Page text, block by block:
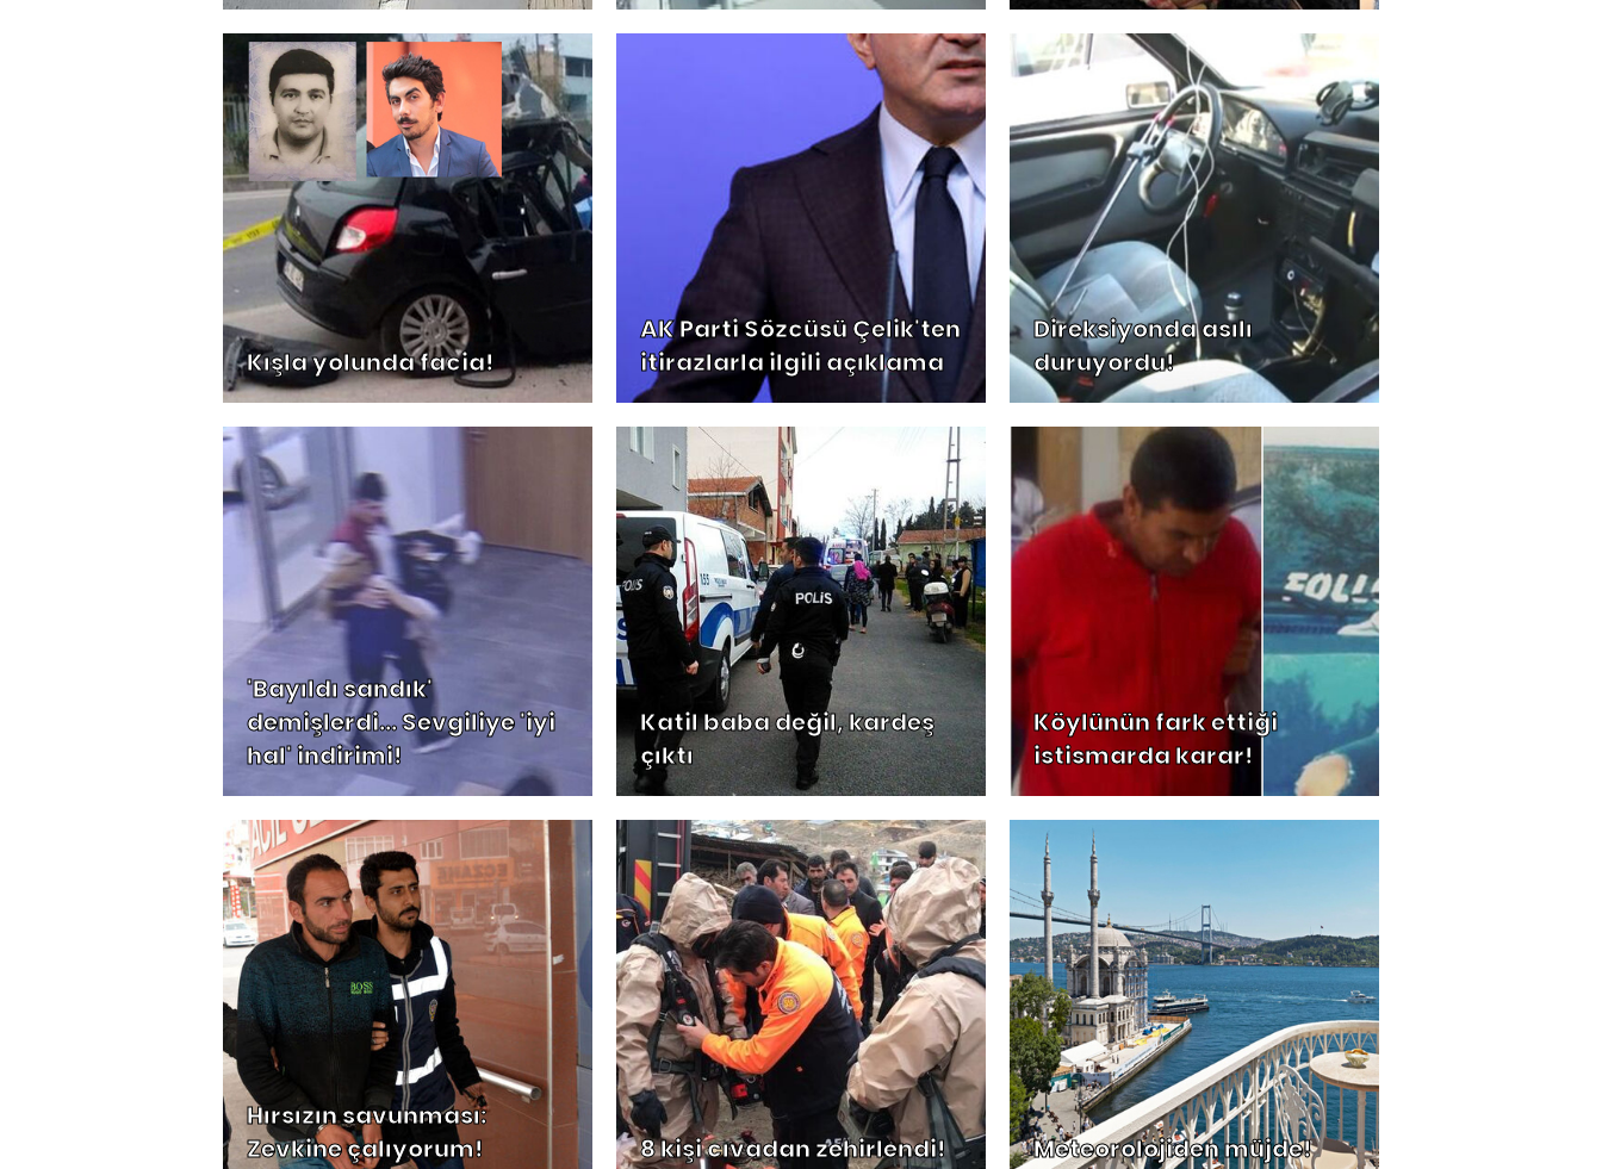
Kışla yolunda facia!
AK Parti Sözcüsü Çelik'ten
itirazlarla ilgili açıklama
Direksiyonda asılı
duruyordu!
'Bayıldı sandık'
demişlerdi... Sevgiliye 'iyi
hal' indirimi!
Katil baba değil, kardeş
çıktı
Köylünün fark ettiği
istismarda karar!
Hırsızın savunması:
Zevkine çalıyorum!
8 kişi cıvadan zehirlendi! Meteorolojiden müjde!